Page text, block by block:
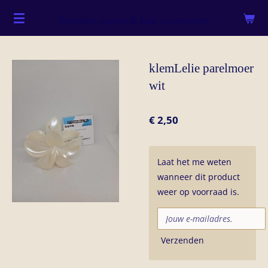
Ga
klemLelie parelmoer
wit
€ 2,50
Laat het me weten
wanneer dit product
weer op voorraad is.
Verzenden